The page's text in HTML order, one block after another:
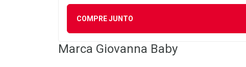
COMPRE JUNTO
Marca Giovanna Baby